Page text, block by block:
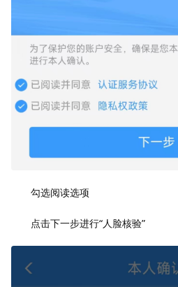
勾选阅读选项
点击下一步进行“人脸核验”